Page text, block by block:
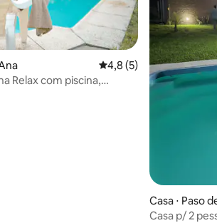
4,8 de uma avaliação
4,8 (5)
Relax com piscina,
Casa ⋅ Paso
Casa p/ 2